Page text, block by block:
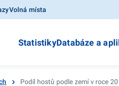
Volná místa
StatistikyDatabáze a
Podíl hostů podle zemí v roce